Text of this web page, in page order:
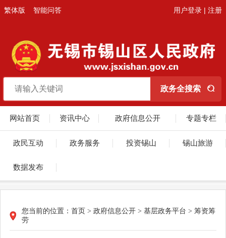
繁体版 智能问答 用户登录 | 注册
网站首页 资讯中心 政府信息公开 专题专栏
政民互动 政务服务 投资锡山 锡山旅游
数据发布
您当前的位置： 首页 > 政府信息公开 > 基层政务平台 > 筹资筹
劳